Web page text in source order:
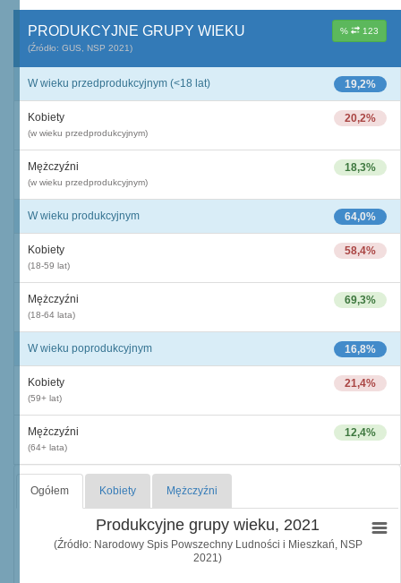
% 123
PRODUKCYJNE GRUPY WIEKU
(Źródło: GUS, NSP 2021)
19,2%
W wieku przedprodukcyjnym (<18 lat)
20,2%
Kobiety
(w wieku przedprodukcyjnym)
18,3%
Mężczyźni
(w wieku przedprodukcyjnym)
64,0%
W wieku produkcyjnym
58,4%
Kobiety
(18-59 lat)
69,3%
Mężczyźni
(18-64 lata)
16,8%
W wieku poprodukcyjnym
21,4%
Kobiety
(59+ lat)
12,4%
Mężczyźni
(64+ lata)
Ogółem Kobiety Mężczyźni
Produkcyjne grupy wieku, 2021
(Źródło: Narodowy Spis Powszechny Ludności i Mieszkań, NSP
2021)